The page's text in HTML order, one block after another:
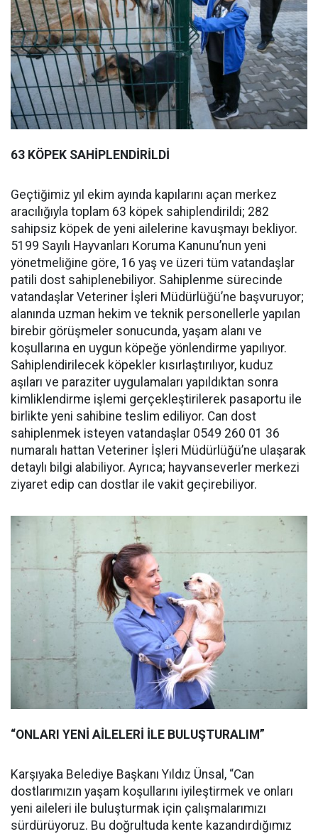
63 KÖPEK SAHİPLENDİRİLDİ
Geçtiğimiz yıl ekim ayında kapılarını açan merkez
aracılığıyla toplam 63 köpek sahiplendirildi; 282
sahipsiz köpek de yeni ailelerine kavuşmayı bekliyor.
5199 Sayılı Hayvanları Koruma Kanunu’nun yeni
yönetmeliğine göre, 16 yaş ve üzeri tüm vatandaşlar
patili dost sahiplenebiliyor. Sahiplenme sürecinde
vatandaşlar Veteriner İşleri Müdürlüğü’ne başvuruyor;
alanında uzman hekim ve teknik personellerle yapılan
birebir görüşmeler sonucunda, yaşam alanı ve
koşullarına en uygun köpeğe yönlendirme yapılıyor.
Sahiplendirilecek köpekler kısırlaştırılıyor, kuduz
aşıları ve paraziter uygulamaları yapıldıktan sonra
kimliklendirme işlemi gerçekleştirilerek pasaportu ile
birlikte yeni sahibine teslim ediliyor. Can dost
sahiplenmek isteyen vatandaşlar 0549 260 01 36
numaralı hattan Veteriner İşleri Müdürlüğü’ne ulaşarak
detaylı bilgi alabiliyor. Ayrıca; hayvanseverler merkezi
ziyaret edip can dostlar ile vakit geçirebiliyor.
“ONLARI YENİ AİLELERİ İLE BULUŞTURALIM”
Karşıyaka Belediye Başkanı Yıldız Ünsal, “Can
dostlarımızın yaşam koşullarını iyileştirmek ve onları
yeni aileleri ile buluşturmak için çalışmalarımızı
sürdürüyoruz. Bu doğrultuda kente kazandırdığımız